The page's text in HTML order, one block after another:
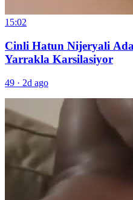
15:02
Cinli Hatun Nijeryali
Yarrakla Karsilasiyor
49 · 2d ago